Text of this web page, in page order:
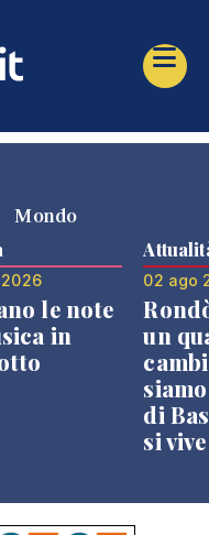
Mondo
le note
in
02 ago
un
di
si